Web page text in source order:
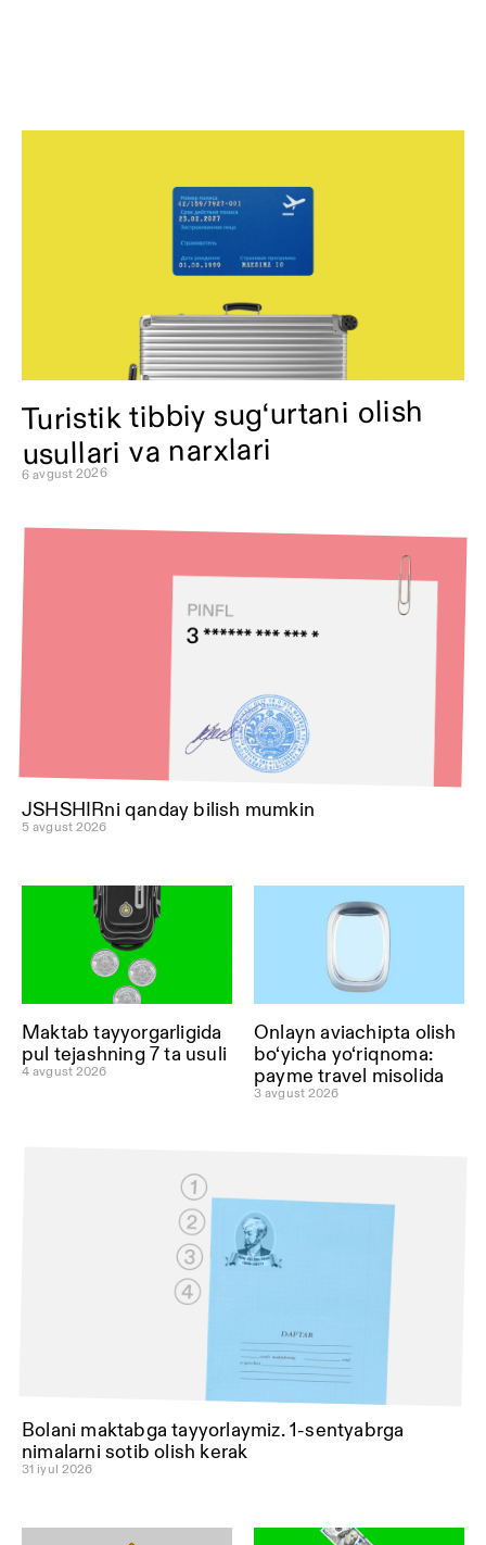
Turistik tibbiy sug‘urtani olish
usullari va narxlari
6 avgust 2026
JSHSHIRni qanday bilish mumkin
5 avgust 2026
Maktab tayyorgarligida
pul tejashning 7 ta usuli
4 avgust 2026
Onlayn aviachipta olish
bo‘yicha yo‘riqnoma:
payme travel misolida
3 avgust 2026
Bolani maktabga tayyorlaymiz. 1-sentyabrga
nimalarni sotib olish kerak
31 iyul 2026